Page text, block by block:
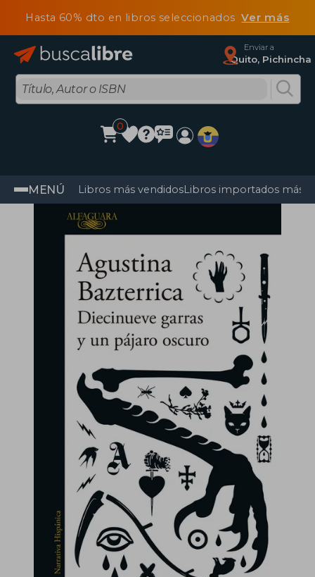
Hasta 60% dto en libros seleccionadosVer más
Enviar a
Quito, Pichincha
0
MENÚ Libros más vendidosLibros importados más